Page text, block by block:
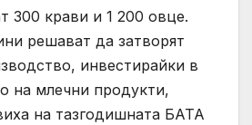
300 крави и 1 200 овце.
решават да затворят
инвестирайки в
на млечни продукти,
на тазгодишната БАТА